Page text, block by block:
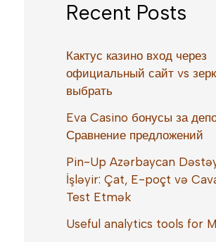
Recent Posts
Кактус казино вход через
официальный сайт vs
выбрать
Eva Casino бонусы за
Сравнение предложений
Pin-Up Azərbaycan
İşləyir: Çat, E-poçt və
Test Etmək
Useful analytics tools for